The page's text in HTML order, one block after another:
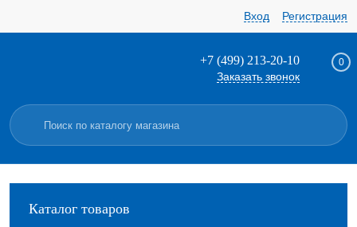
Вход Регистрация
+7 (499) 213-20-10
Заказать звонок
0
Каталог товаров